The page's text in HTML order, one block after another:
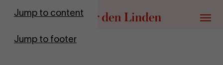
Jump to content
Jump to footer
Go to homepage
Menu